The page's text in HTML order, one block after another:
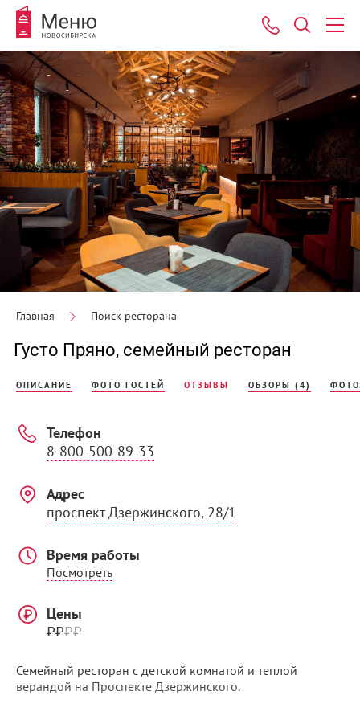
Главная Поиск ресторана
Густо Пряно, семейный ресторан
ОПИСАНИЕ ФОТО ГОСТЕЙ ОТЗЫВЫ ОБЗОРЫ (4)
Телефон
8-800-500-89-33
Адрес
проспект ​Дзержинского, 28/1​
Время работы
Посмотреть
Цены
₽₽₽₽
Семейный ресторан с детской комнатой и теплой
верандой на Проспекте Дзержинского.